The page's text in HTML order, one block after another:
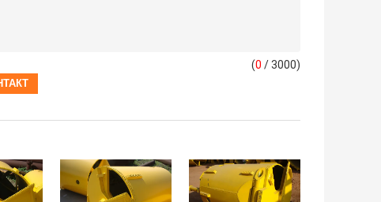
(0 / 3000)